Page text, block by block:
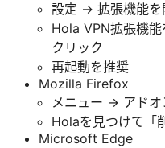
設定 → 拡張機能を
Hola VPN拡張機
クリック
再起動を推奨
Mozilla Firefox
メニュー → アド
Holaを見つけて「
Microsoft Edge